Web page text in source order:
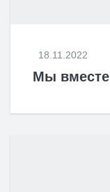
18.11.2022
Мы вместе